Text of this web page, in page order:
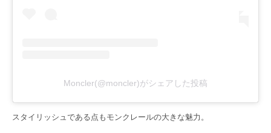
Moncler(@moncler)がシェアした投稿
スタイリッシュである点もモンクレールの大きな魅力。